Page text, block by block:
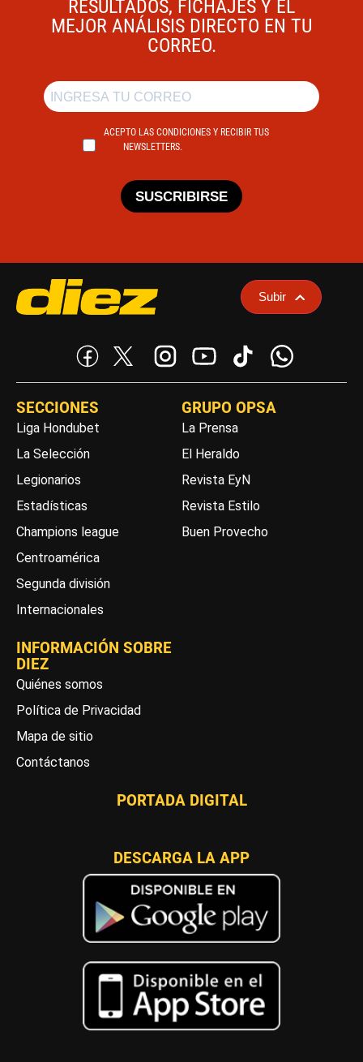
RESULTADOS, FICHAJES Y EL
MEJOR ANÁLISIS DIRECTO EN TU
CORREO.
ACEPTO LAS CONDICIONES Y RECIBIR TUS
NEWSLETTERS.
SUSCRIBIRSE
Subir
SECCIONES
Liga Hondubet
La Selección
Legionarios
Estadísticas
Champions league
Centroamérica
Segunda división
Internacionales
GRUPO OPSA
La Prensa
El Heraldo
Revista EyN
Revista Estilo
Buen Provecho
INFORMACIÓN SOBRE
DIEZ
Quiénes somos
Política de Privacidad
Mapa de sitio
Contáctanos
PORTADA DIGITAL
DESCARGA LA APP